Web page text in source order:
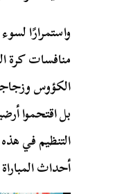
واستمرارًا
منافسات كرة
الكؤوس
التنظيم في
أحداث